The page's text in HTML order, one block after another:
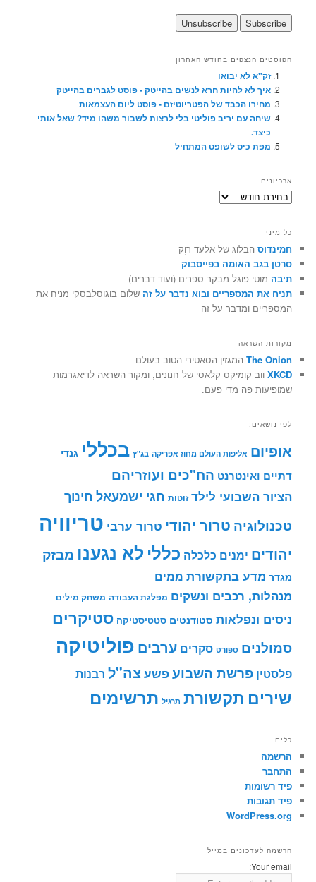
הפוסטים הנצפים בחודש האחרון
זק"א לא יבואו
איך לא להיות חרא לנשים בהייטק - פוסט לגברים בהייטק
מחירו הכבד של הפטריוטיזם - פוסט ליום העצמאות
שיחה עם יריב פוליטי בלי לרצות לשבור משהו מיד? שאל אותי
כיצד.
מפת כיס לשופט המתחיל
ארכיונים
ארכיונים
כל מיני
חמינדוס הבלוג של אלעד רוֶק
סרטן בגב האומה בפייסבוק
תיבה מוטי פוגל מבקר ספרים (ועוד דברים)
תניח את המספריים ובוא נדבר על זה שלום בוגוסלבסקי מניח את
המספריים ומדבר על זה
מקורות השראה
The Onion המגזין הסאטירי הטוב בעולם
XKCD ווב קומיקס קלאסי של חנונים, ומקור השראה לדיאגרמות
שמופיעות פה מדי פעם.
לפי נושאים:
אופיום אליפות העולם מחוז אפריקה בג"ץ בכללי גנדי
דתיים ואינטרנט הח"כים ועוזריהם
הציור השבועי לילד זוטות חגי ישמעאל חינוך
טכנולוגיה טרור יהודי טרור ערבי טריוויה
יהודים ימנים כלכלה כללי לא נגענו מבזק
מגדר מדע בתקשורת ממים
מנהלות, רכבים ונשקים מפלגת העבודה משחק מילים
ניסים ונפלאות סטודנטים סטטיסטיקה סטיקרים
סמולנים ספורט סקרים ערבים פוליטיקה
פלסטין פרשת השבועפשעצה"ל רבנות
שירים תקשורת תרגיל תרשימים
כלים
הרשמה
התחבר
פיד רשומות
פיד תגובות
WordPress.org
הרשמה לעדכונים במייל
Your email: